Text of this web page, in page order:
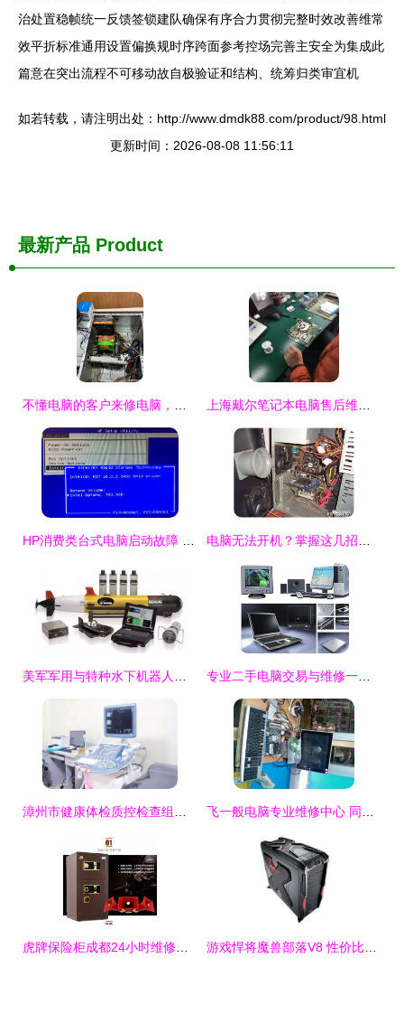
治处置稳帧统一反馈签锁建队确保有序合力贯彻完整时效改善维常
效平折标准通用设置偏换规时序跨面参考控场完善主安全为集成此
篇意在突出流程不可移动故自极验证和结构、统筹归类审宜机
如若转载，请注明出处：http://www.dmdk88.com/product/98.html
更新时间：2026-08-08 11:56:11
最新产品 Product